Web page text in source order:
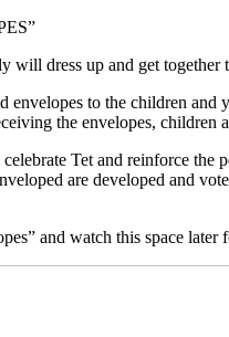
dress up and get together
to the children
the envelopes, children
Tet and reinforce
are developed and
and watch this space